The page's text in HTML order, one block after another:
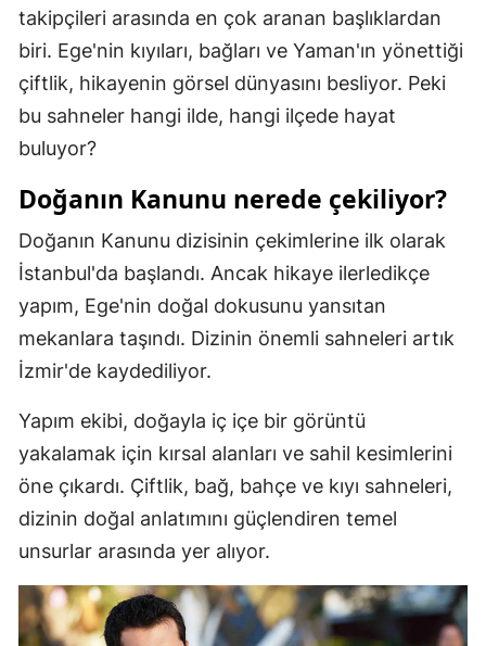
Gümüşhane
Hakkari
Mersin
İstanbul
İzmir
Kayseri
Kırklareli
Kırşehir
Kocaeli
Konya
Kütahya
takipçileri arasında en çok aranan başlıklardan
biri. Ege'nin kıyıları, bağları ve Yaman'ın yönettiği
çiftlik, hikayenin görsel dünyasını besliyor. Peki
bu sahneler hangi ilde, hangi ilçede hayat
buluyor?
Doğanın Kanunu nerede çekiliyor?
Doğanın Kanunu dizisinin çekimlerine ilk olarak
İstanbul'da başlandı. Ancak hikaye ilerledikçe
yapım, Ege'nin doğal dokusunu yansıtan
mekanlara taşındı. Dizinin önemli sahneleri artık
İzmir'de kaydediliyor.
Yapım ekibi, doğayla iç içe bir görüntü
yakalamak için kırsal alanları ve sahil kesimlerini
öne çıkardı. Çiftlik, bağ, bahçe ve kıyı sahneleri,
dizinin doğal anlatımını güçlendiren temel
unsurlar arasında yer alıyor.